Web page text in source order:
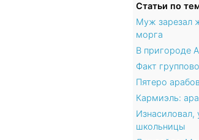
Статьи по
Муж зарезал
морга
В пригороде
Факт
Пятеро
Кармиэль:
Изнасиловал,
школьницы